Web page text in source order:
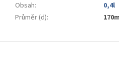
Obsah:
0,4l
Průměr (d):